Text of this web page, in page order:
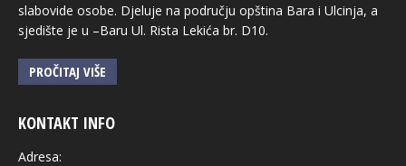
slabovide osobe. Djeluje na području opština Bara i Ulcinja, a
sjedište je u –Baru Ul. Rista Lekića br. D10.
PROČITAJ VIŠE
KONTAKT INFO
Adresa: